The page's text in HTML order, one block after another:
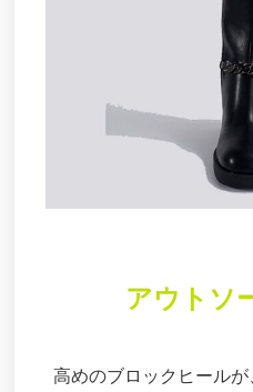
アウトソ
高めのブロックヒール